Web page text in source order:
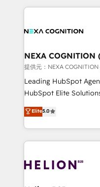
the whole HubSpot
all businesses, from
the world. Our human approach to digital
transformation is
to grow. And we're
businesses leading
record migrating
Platforms such as
with attract and retain
business people and
NEXA COGNITION
提供元：NEXA
Leading HubSpot
HubSpot Elite
ranks in the top 1% of
has been one of the
2012. We empower
potential of HubSpot
bespoke HubSpot
Elite5.0